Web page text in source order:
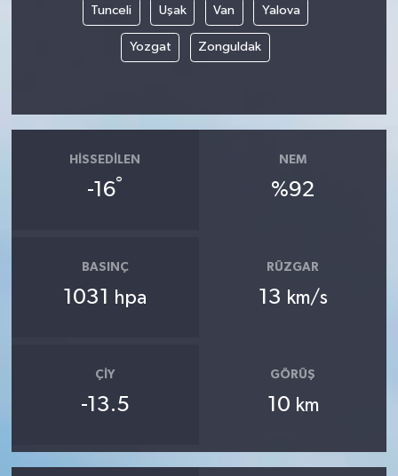
Tunceli Uşak Van Yalova
Yozgat Zonguldak
HISSEDILEN
-16°
NEM
%92
BASINÇ
1031 hpa
RÜZGAR
13 km/s
ÇIY
-13.5
GÖRÜŞ
10 km